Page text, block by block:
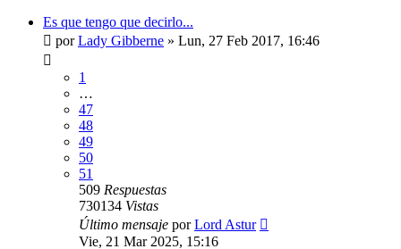
Es que tengo que decirlo...
porLady Gibberne » Lun, 27 Feb 2017, 16:46
1
…
47
48
49
50
51
509 Respuestas
730134 Vistas
Último mensaje porLord Astur
Vie, 21 Mar 2025, 15:16